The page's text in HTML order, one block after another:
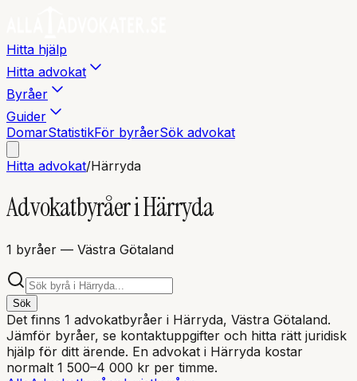
Hitta hjälp
Hitta advokat
Byråer
Guider
DomarStatistikFör byråerSök advokat
Hitta advokat/Härryda
Advokatbyråer iHärryda
1 byråer — Västra Götaland
Sök
Det finns 1 advokatbyråer i Härryda, Västra Götaland.
Jämför byråer, se kontaktuppgifter och hitta rätt juridisk
hjälp för ditt ärende. En advokat i Härryda kostar
normalt 1 500–4 000 kr per timme.